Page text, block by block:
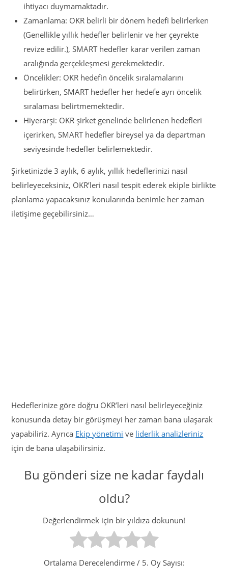
ihtiyacı duymamaktadır.
Zamanlama: OKR belirli bir dönem hedefi belirlerken
(Genellikle yıllık hedefler belirlenir ve her çeyrekte
revize edilir.), SMART hedefler karar verilen zaman
aralığında gerçekleşmesi gerekmektedir.
Öncelikler: OKR hedefin öncelik sıralamalarını
belirtirken, SMART hedefler her hedefe ayrı öncelik
sıralaması belirtmemektedir.
Hiyerarşi: OKR şirket genelinde belirlenen hedefleri
içerirken, SMART hedefler bireysel ya da departman
seviyesinde hedefler belirlemektedir.
Şirketinizde 3 aylık, 6 aylık, yıllık hedeflerinizi nasıl
belirleyeceksiniz, OKR’leri nasıl tespit ederek ekiple birlikte
planlama yapacaksınız konularında benimle her zaman
iletişime geçebilirsiniz…
Hedeflerinize göre doğru OKR’leri nasıl belirleyeceğiniz
konusunda detay bir görüşmeyi her zaman bana ulaşarak
yapabiliriz. Ayrıca Ekip yönetimi ve liderlik analizleriniz
için de bana ulaşabilirsiniz.
Bu gönderi size ne kadar faydalı
oldu?
Değerlendirmek için bir yıldıza dokunun!
Ortalama Derecelendirme / 5. Oy Sayısı: